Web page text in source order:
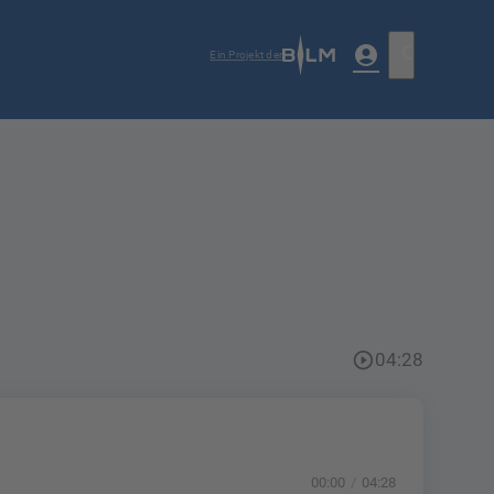
Ein Projekt der account_circle
play_circle_outline04:28
00:00 04:28